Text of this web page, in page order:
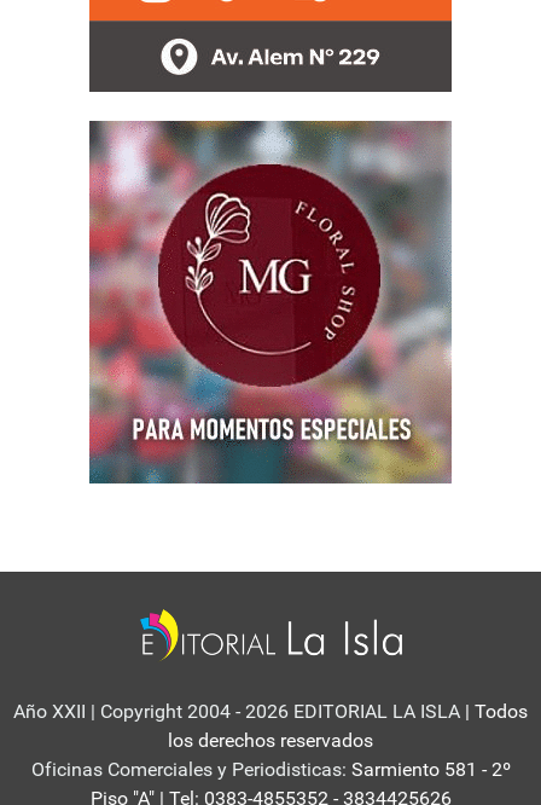
Año XXII | Copyright 2004 - 2026 EDITORIAL LA ISLA | Todos
los derechos reservados
Oficinas Comerciales y Periodisticas: Sarmiento 581 - 2º
Piso "A" | Tel: 0383-4855352 - 3834425626